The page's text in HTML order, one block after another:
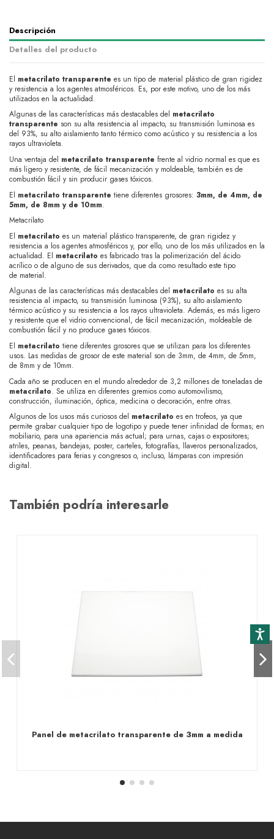
Descripción
Detalles del producto
El metacrilato transparente es un tipo de material plástico de gran rigidez
y resistencia a los agentes atmosféricos. Es, por este motivo, uno de los más
utilizados en la actualidad.
Algunas de las características más destacables del metacrilato
transparente son su alta resistencia al impacto, su transmisión luminosa es
del 93%, su alto aislamiento tanto térmico como acústico y su resistencia a los
rayos ultravioleta.
Una ventaja del metacrilato transparente frente al vidrio normal es que es
más ligero y resistente, de fácil mecanización y moldeable, también es de
combustión fácil y sin producir gases tóxicos.
El metacrilato transparente tiene diferentes grosores: 3mm, de 4mm, de
5mm, de 8mm y de 10mm.
Metacrilato
El metacrilato es un material plástico transparente, de gran rigidez y
resistencia a los agentes atmosféricos y, por ello, uno de los más utilizados en la
actualidad. El metacrilato es fabricado tras la polimerización del ácido
acrílico o de alguno de sus derivados, que da como resultado este tipo
de material.
Algunas de las características más destacables del metacrilato es su alta
resistencia al impacto, su transmisión luminosa (93%), su alto aislamiento
térmico acústico y su resistencia a los rayos ultravioleta. Además, es más ligero
y resistente que el vidrio convencional, de fácil mecanización, moldeable de
combustión fácil y no produce gases tóxicos.
El metacrilato tiene diferentes grosores que se utilizan para los diferentes
usos. Las medidas de grosor de este material son de 3mm, de 4mm, de 5mm,
de 8mm y de 10mm.
Cada año se producen en el mundo alrededor de 3,2 millones de toneladas de
metacrilato. Se utiliza en diferentes gremios como automovilismo,
construcción, iluminación, óptica, medicina o decoración, entre otras.
Algunos de los usos más curiosos del metacrilato es en trofeos, ya que
permite grabar cualquier tipo de logotipo y puede tener infinidad de formas; en
mobiliario, para una apariencia más actual; para urnas, cajas o expositores;
atriles, peanas, bandejas, poster, carteles, fotografías, llaveros personalizados,
identificadores para ferias y congresos o, incluso, lámparas con impresión
digital.
También podría interesarle
Panel de metacrilato transparente de 3mm a medida